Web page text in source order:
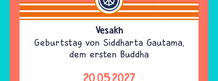
Vesakh
Geburtstag von Siddharta Gautama,
dem ersten Buddha
20.05.2027